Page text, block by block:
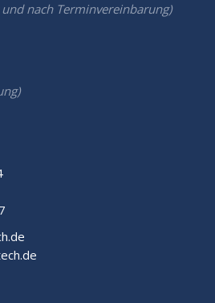
nach Terminvereinbarung)